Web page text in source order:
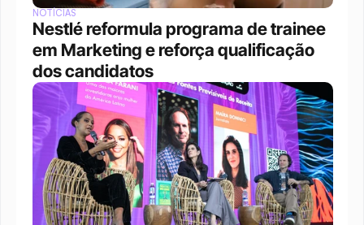
NOTÍCIAS
Nestlé reformula programa de trainee
em Marketing e reforça qualificação
dos candidatos